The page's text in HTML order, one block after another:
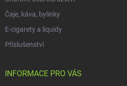
Čaje, káva, bylinky
E-cigarety a liquidy
Příslušenství
INFORMACE PRO VÁS